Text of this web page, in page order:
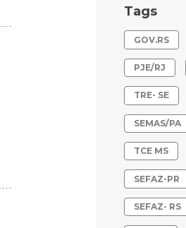
Tags
GOV.RS
PJE/RJ
TRE- SE
SEMAS/PA
TCE MS
SEFAZ-PR
SEFAZ- RS